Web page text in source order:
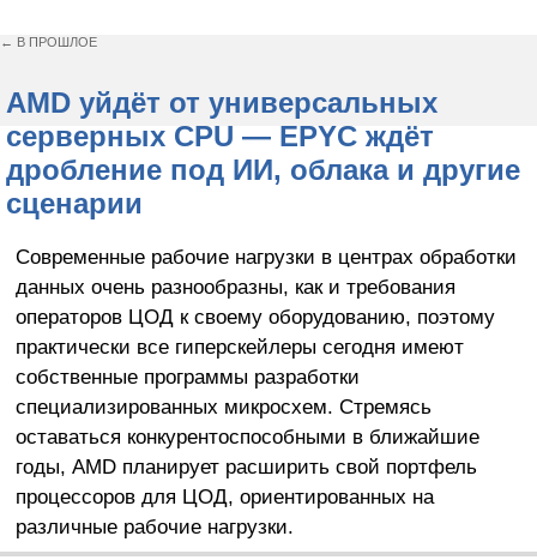
← В ПРОШЛОЕ
AMD уйдёт от универсальных
серверных CPU — EPYC ждёт
дробление под ИИ, облака и другие
сценарии
Современные рабочие нагрузки в центрах обработки
данных очень разнообразны, как и требования
операторов ЦОД к своему оборудованию, поэтому
практически все гиперскейлеры сегодня имеют
собственные программы разработки
специализированных микросхем. Стремясь
оставаться конкурентоспособными в ближайшие
годы, AMD планирует расширить свой портфель
процессоров для ЦОД, ориентированных на
различные рабочие нагрузки.